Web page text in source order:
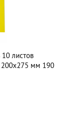
листов
мм 190